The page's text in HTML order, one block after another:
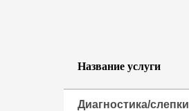
Название услуги
Диагностика/слепки